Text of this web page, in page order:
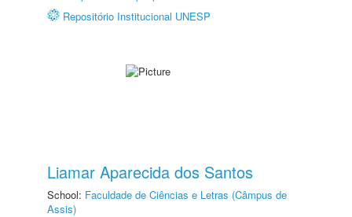
Repositório Institucional UNESP
Liamar Aparecida dos Santos
School: Faculdade de Ciências e Letras (Câmpus de
Assis)